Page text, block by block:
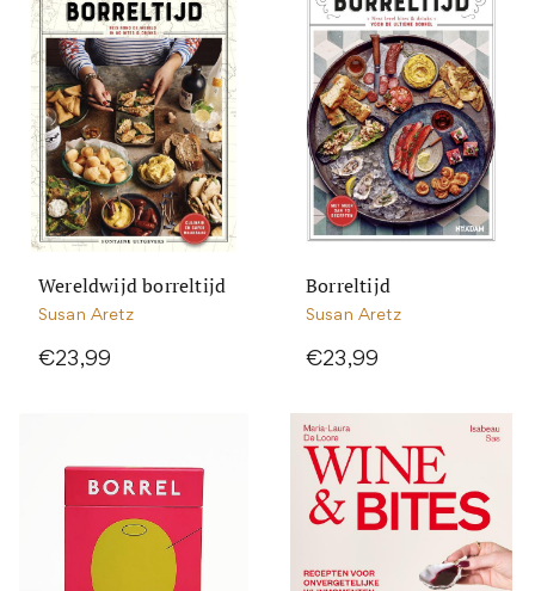
Wereldwijd borreltijd
Susan Aretz
€23,99
Borreltijd
Susan Aretz
€23,99